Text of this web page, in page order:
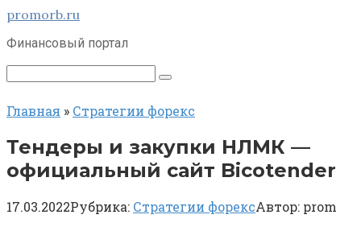
Перейти
контенту
promorb.ru
Финансовый портал
Поиск:
Главная » Стратегии форекс
Тендеры и закупки НЛМК —
официальный сайт Bicotender
17.03.2022Рубрика: Стратегии форексАвтор: prom